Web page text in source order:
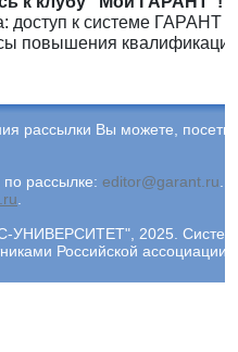
доступ к системе ГАРАНТ
повышения
рассылки Вы можете,
рассылке: editor@garant.ru
2025. Система
Российской
данные
и обеспечения